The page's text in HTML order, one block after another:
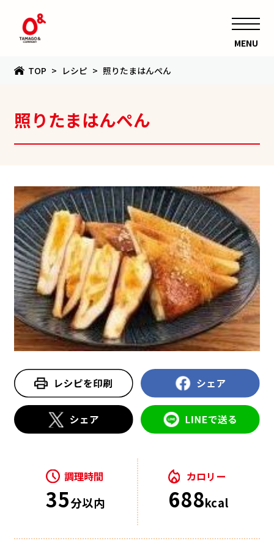
MENU
TOP レシピ 照りたまはんぺん
照りたまはんぺん
調理時間
35分以内
カロリー
688kcal